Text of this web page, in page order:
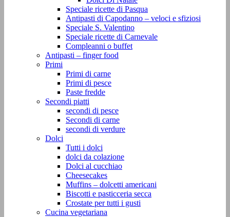
Speciale ricette di Pasqua
Antipasti di Capodanno – veloci e sfiziosi
Speciale S. Valentino
Speciale ricette di Carnevale
Compleanni o buffet
Antipasti – finger food
Primi
Primi di carne
Primi di pesce
Paste fredde
Secondi piatti
secondi di pesce
Secondi di carne
secondi di verdure
Dolci
Tutti i dolci
dolci da colazione
Dolci al cucchiao
Cheesecakes
Muffins – dolcetti americani
Biscotti e pasticceria secca
Crostate per tutti i gusti
Cucina vegetariana